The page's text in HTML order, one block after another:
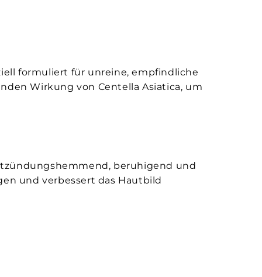
formuliert für unreine, empfindliche
Wirkung von Centella Asiatica, um
beruhigend und
und verbessert das Hautbild